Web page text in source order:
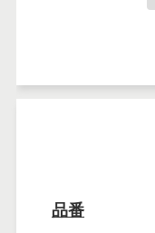
品番